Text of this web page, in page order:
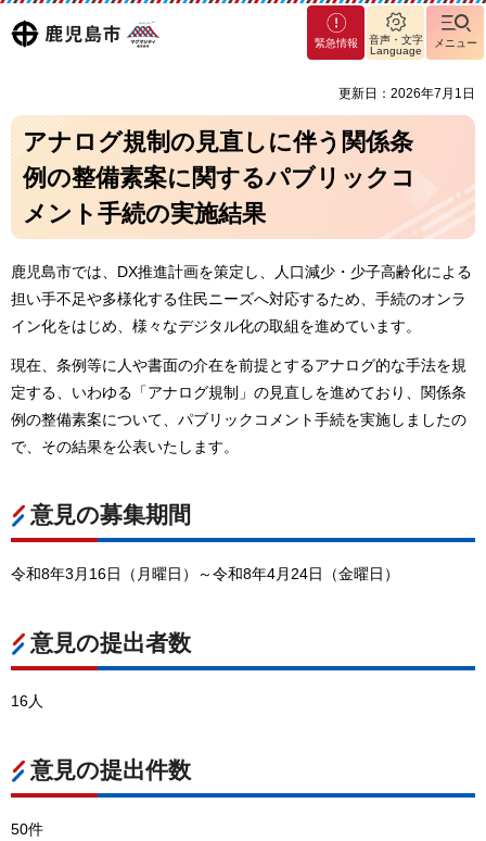
鹿児島
マグ
マシ
緊急情報
音声・文字
Language
メニュー
更新日：2026年7月1日
アナログ規制の見直しに伴う関係条
例の整備素案に関するパブリックコ
メント手続の実施結果
鹿児島市では、DX推進計画を策定し、人口減少・少子高齢化による
担い手不足や多様化する住民ニーズへ対応するため、手続のオンラ
イン化をはじめ、様々なデジタル化の取組を進めています。
現在、条例等に人や書面の介在を前提とするアナログ的な手法を規
定する、いわゆる「アナログ規制」の見直しを進めており、関係条
例の整備素案について、パブリックコメント手続を実施しましたの
で、その結果を公表いたします。
意見の募集期間
令和8年3月16日（月曜日）～令和8年4月24日（金曜日）
意見の提出者数
16人
意見の提出件数
50件